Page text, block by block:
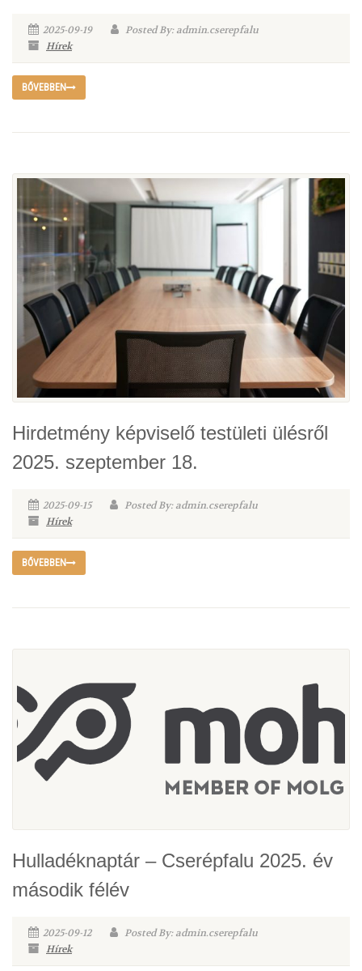
2025-09-19
Posted By: admin.cserepfalu
Hírek
BŐVEBBEN
Hirdetmény képviselő testületi ülésről
2025. szeptember 18.
2025-09-15
Posted By: admin.cserepfalu
Hírek
BŐVEBBEN
Hulladéknaptár – Cserépfalu 2025. év
második félév
2025-09-12
Posted By: admin.cserepfalu
Hírek